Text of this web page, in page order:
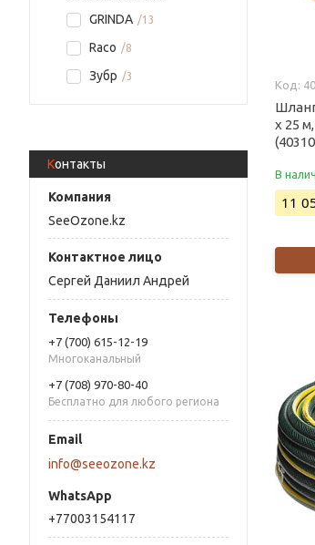
GRINDA
13
Raco 8
Зубр 3
Контакты
SeeOzone.kz
Сергей Даниил Андрей
+7 (700) 615-12-19
Многоканальный
+7 (708) 970-80-40
Бесплатно для любого региона
info@seeozone.kz
+77003154117
x 25
В
11